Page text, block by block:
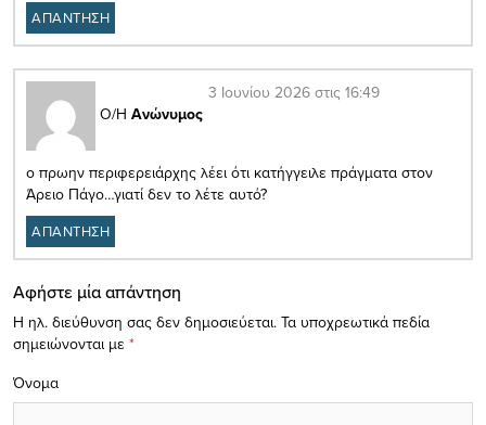
ΑΠΑΝΤΗΣΗ
Ο/Η Ανώνυμος
3 Ιουνίου 2026 στις 16:49
ο πρωην περιφερειάρχης λέει ότι κατήγγειλε πράγματα στον
Άρειο Πάγο…γιατί δεν το λέτε αυτό?
ΑΠΑΝΤΗΣΗ
Αφήστε μία απάντηση
Η ηλ. διεύθυνση σας δεν δημοσιεύεται. Τα υποχρεωτικά πεδία
σημειώνονται με *
Όνομα